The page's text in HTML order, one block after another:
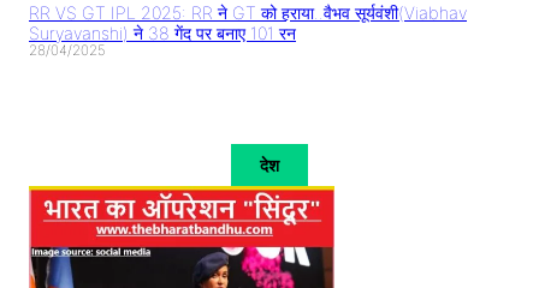
RR VS GT IPL 2025: RR ने GT को हराया..वैभव सूर्यवंशी(Viabhav
Suryavanshi) ने 38 गेंद पर बनाए 101 रन
28/04/2025
देश